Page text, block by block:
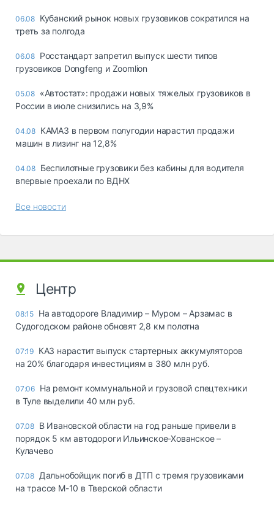
06.08 Кубанский рынок новых грузовиков сократился на
треть за полгода
06.08 Росстандарт запретил выпуск шести типов
грузовиков Dongfeng и Zoomlion
05.08 «Автостат»: продажи новых тяжелых грузовиков в
России в июле снизились на 3,9%
04.08 КАМАЗ в первом полугодии нарастил продажи
машин в лизинг на 12,8%
04.08 Беспилотные грузовики без кабины для водителя
впервые проехали по ВДНХ
Все новости
Центр
08:15 На автодороге Владимир – Муром – Арзамас в
Судогодском районе обновят 2,8 км полотна
07:19 КАЗ нарастит выпуск стартерных аккумуляторов
на 20% благодаря инвестициям в 380 млн руб.
07:06 На ремонт коммунальной и грузовой спецтехники
в Туле выделили 40 млн руб.
07.08 В Ивановской области на год раньше привели в
порядок 5 км автодороги Ильинское-Хованское –
Кулачево
07.08 Дальнобойщик погиб в ДТП с тремя грузовиками
на трассе М-10 в Тверской области